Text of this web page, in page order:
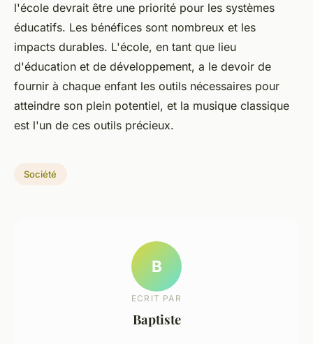
l'école devrait être une priorité pour les systèmes
éducatifs. Les bénéfices sont nombreux et les
impacts durables. L'école, en tant que lieu
d'éducation et de développement, a le devoir de
fournir à chaque enfant les outils nécessaires pour
atteindre son plein potentiel, et la musique classique
est l'un de ces outils précieux.
Société
B
ECRIT PAR
Baptiste